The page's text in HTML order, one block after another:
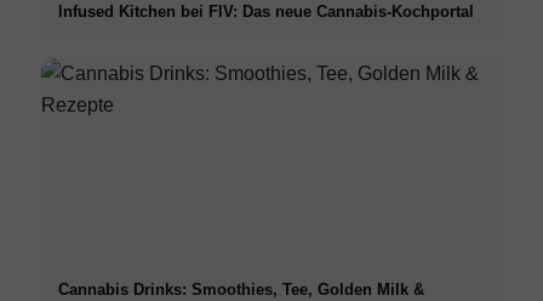
Infused Kitchen bei FIV: Das neue Cannabis-Kochportal
Cannabis Drinks: Smoothies, Tee, Golden Milk &